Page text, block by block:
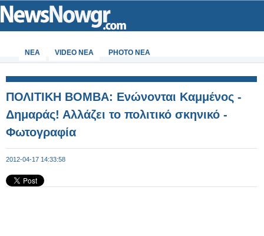
ΝΕΑ VIDEO NEA PHOTO NEA
ΠΟΛΙΤΙΚΗ ΒΟΜΒΑ: Ενώνονται Καμμένος -
Δημαράς! Αλλάζει το πολιτικό σκηνικό -
Φωτογραφία
2012-04-17 14:33:58